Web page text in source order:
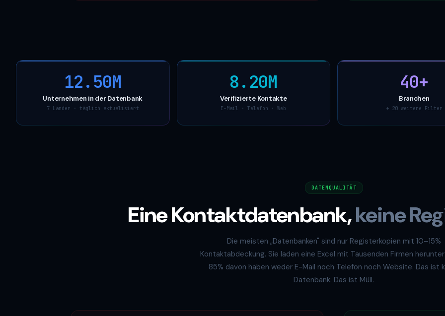
12.50M
Unternehmen in der Datenbank
7 Länder · täglich aktualisiert
8.20M
Verifizierte Kontakte
E-Mail · Telefon · Web
40+
Branchen
+ 20 weitere Filter
DATENQUALITÄT
Eine Kontaktdatenbank,keine
Die meisten „Datenbanken" sind nur Registerkopien mit 10–15%
Kontaktabdeckung. Sie laden eine Excel mit Tausenden Firmen
85% davon haben weder E-Mail noch Telefon noch Website. Das ist
Datenbank. Das ist Müll.